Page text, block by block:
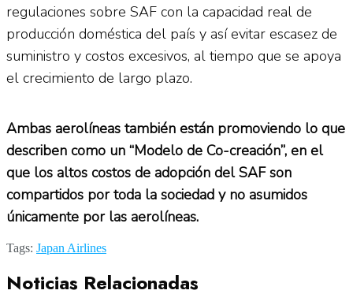
regulaciones sobre SAF con la capacidad real de
producción doméstica del país y así evitar escasez de
suministro y costos excesivos, al tiempo que se apoya
el crecimiento de largo plazo.
Ambas aerolíneas también están promoviendo lo que
describen como un “Modelo de Co-creación”, en el
que los altos costos de adopción del SAF son
compartidos por toda la sociedad y no asumidos
únicamente por las aerolíneas.
Tags: Japan Airlines
Noticias Relacionadas